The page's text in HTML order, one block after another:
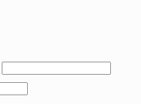
Обязательно